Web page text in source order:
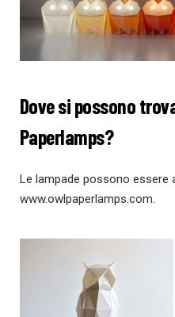
Dove si possono
Paperlamps?
Le lampade possono essere
www.owlpaperlamps.com.